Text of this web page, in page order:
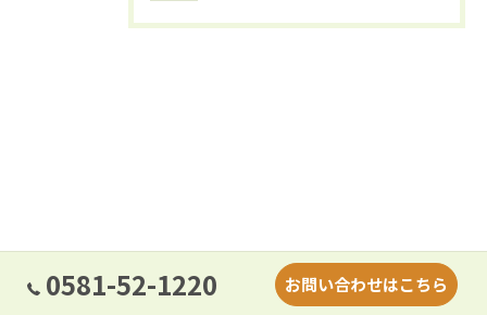
0581-52-1220 お問い合わせはこちら